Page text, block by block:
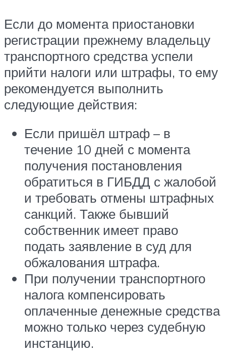
Если до момента приостановки
регистрации прежнему владельцу
транспортного средства успели
прийти налоги или штрафы, то ему
рекомендуется выполнить
следующие действия:
Если пришёл штраф – в
течение 10 дней с момента
получения постановления
обратиться в ГИБДД с жалобой
и требовать отмены штрафных
санкций. Также бывший
собственник имеет право
подать заявление в суд для
обжалования штрафа.
При получении транспортного
налога компенсировать
оплаченные денежные средства
можно только через судебную
инстанцию.